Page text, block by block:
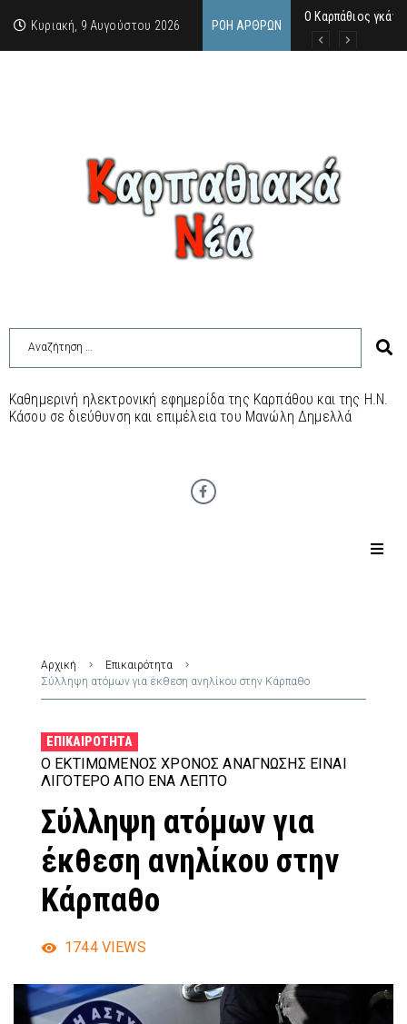
Κυριακή, 9 Αυγούστου 2026 ΡΟΉ ΆΡΘΡΩΝ
Ο Καρπάθιος
Από την πέτρα
Η Κάρπαθος υπό
Καθημερινή ηλεκτρονική εφημερίδα της Καρπάθου και της Η.Ν.
Κάσου σε διεύθυνση και επιμέλεια του Μανώλη Δημελλά
Αρχική
Επικαιρότητα
Σύλληψη ατόμων για έκθεση ανηλίκου στην Κάρπαθο
ΕΠΙΚΑΙΡΌΤΗΤΑ
Ο ΕΚΤΙΜΏΜΕΝΟΣ ΧΡΌΝΟΣ ΑΝΆΓΝΩΣΗΣ ΕΊΝΑΙ
ΛΙΓΌΤΕΡΟ ΑΠΌ ΈΝΑ ΛΕΠΤΌ
Σύλληψη ατόμων για
έκθεση ανηλίκου στην
Κάρπαθο
1744 VIEWS